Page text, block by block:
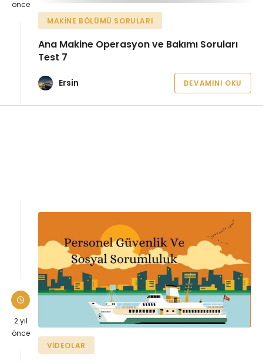
önce
MAKINE BÖLÜMÜ SORULARI
Ana Makine Operasyon ve Bakımı Soruları
Test 7
Ersin DEVAMINI OKU
2 yıl
önce
VIDEOLAR